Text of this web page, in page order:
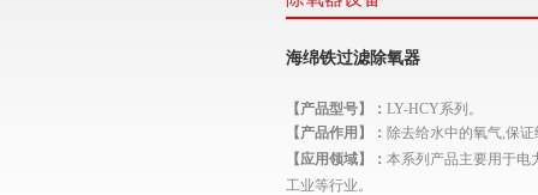
海绵铁过滤除氧器
【产品型号】： LY-HCY系列。
【产品作用】： 除去给水中的氧气,保
【应用领域】： 本系列 产品主要用于电
工业等行业。